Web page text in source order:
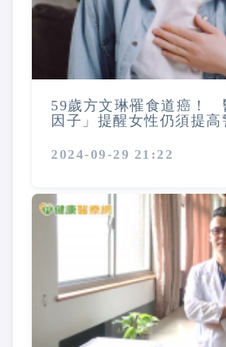
59歲方文琳罹食道癌！
因子」提醒女性仍須提高
2024-09-29 21:22